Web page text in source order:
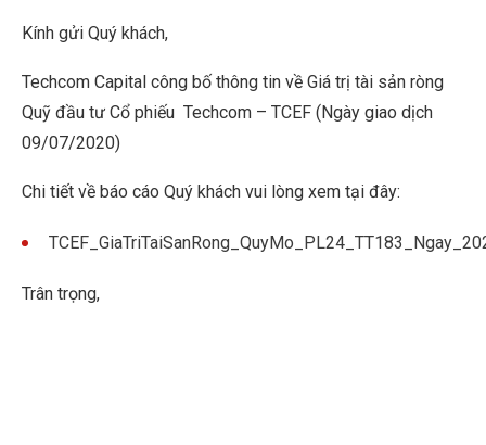
Kính gửi Quý khách,
Techcom Capital công bố thông tin về Giá trị tài sản ròng
Quỹ đầu tư Cổ phiếu Techcom – TCEF (Ngày giao dịch
09/07/2020)
Chi tiết về báo cáo Quý khách vui lòng xem tại đây:
Trân trọng,